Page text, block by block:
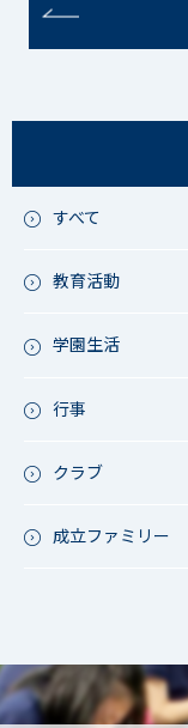
すべて
教育活動
教育活動（高校）
アース・プロジェクト
学園生活
今日の1枚～ｸﾗｽ&ｸﾗﾌ
行事
成立祭（文化祭）
クラブ
軟式野球
女子バスケットボー
男女バスケットボ
男子バドミントン
成立ファミリー